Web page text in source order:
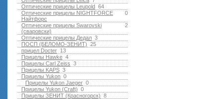
64
Оптические прицелы Leupold
0
Оптические прицелы NIGHTFORCE
Найтфорс
2
Оптические прицелы Swarovski
(сваровски)
3
Оптические прицелы Дедал
25
ПОСП (БЕЛОМО-ЗЕНИТ)
13
прицел Docter
4
Прицелы Hawke
3
Прицелы Carl Zeiss
3
Прицелы KAPS
0
Прицелы Yukon
0
Прицелы Yukon Jaeger
0
Прицелы Yukon (Craft)
8
Прицелы ЗЕНИТ (Красногорск)